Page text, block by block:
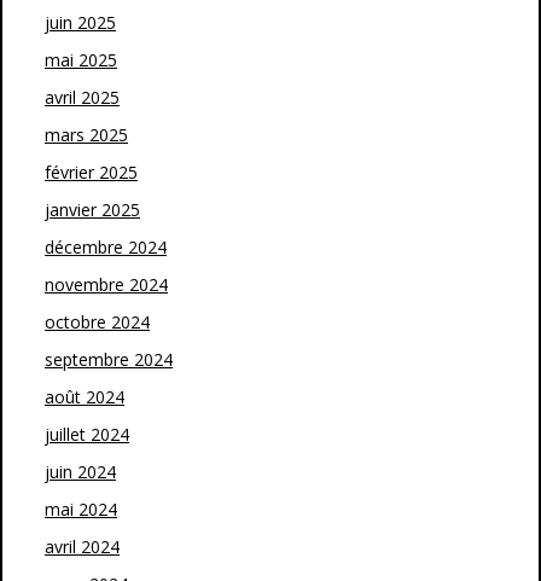
juin 2025
mai 2025
avril 2025
mars 2025
février 2025
janvier 2025
décembre 2024
novembre 2024
octobre 2024
septembre 2024
août 2024
juillet 2024
juin 2024
mai 2024
avril 2024